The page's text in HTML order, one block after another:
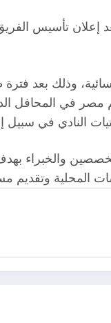
في المحافل
والخبراء